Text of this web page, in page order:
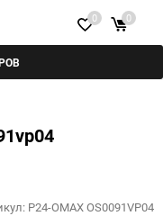
0 0
P24-OMAX OS0091VP04